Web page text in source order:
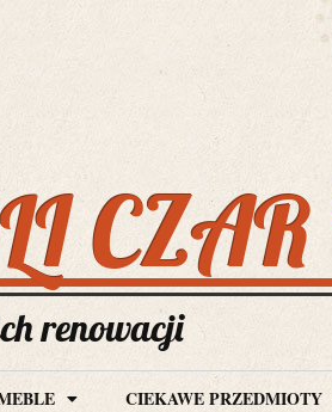
CZAR
renowacji
CIEKAWE PRZEDMIOTY